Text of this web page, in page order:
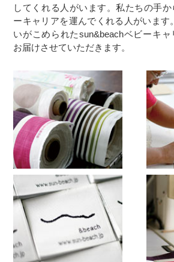
してくれる人がいます。私たちの手
ーキャリアを運んでくれる人がいます
いがこめられたsun&beachベビーキ
お届けさせていただきます。